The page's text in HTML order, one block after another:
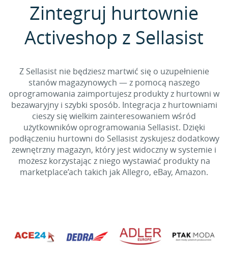
Zintegruj hurtownie
Activeshop z Sellasist
Z Sellasist nie będziesz martwić się o uzupełnienie
stanów magazynowych — z pomocą naszego
oprogramowania zaimportujesz produkty z hurtowni w
bezawaryjny i szybki sposób. Integracja z hurtowniami
cieszy się wielkim zainteresowaniem wśród
użytkowników oprogramowania Sellasist. Dzięki
podłączeniu hurtowni do Sellasist zyskujesz dodatkowy
zewnętrzny magazyn, który jest widoczny w systemie i
możesz korzystając z niego wystawiać produkty na
marketplace’ach takich jak Allegro, eBay, Amazon.